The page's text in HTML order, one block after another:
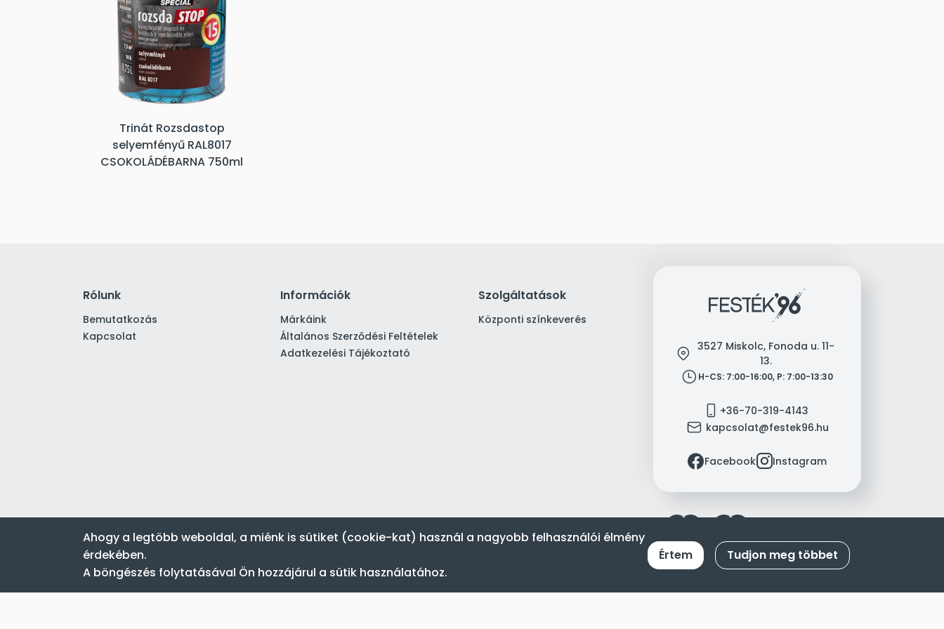
Trinát Rozsdastop
selyemfényű RAL8017
CSOKOLÁDÉBARNA 750ml
Rólunk
Bemutatkozás
Kapcsolat
Információk
Márkáink
Általános Szerződési Feltételek
Adatkezelési Tájékoztató
Szolgáltatások
Központi színkeverés
location 3527 Miskolc, Fonoda u. 11-
13.
clock H-CS: 7:00-16:00, P: 7:00-13:30
mobile +36-70-319-4143
mail kapcsolat@festek96.hu
facebookFacebookinstagramInstagram
Festék’96 Kft. © 1996-2024. Minden jog fenntartva.
Ahogy a legtöbb weboldal, a miénk is sütiket (cookie-kat) használ a nagyobb felhasználói élmény
érdekében.
A böngészés folytatásával Ön hozzájárul a sütik használatához.
Értem Tudjon meg többet